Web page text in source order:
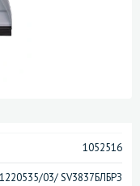
1052516
03/ SV3837БЛБРЗ